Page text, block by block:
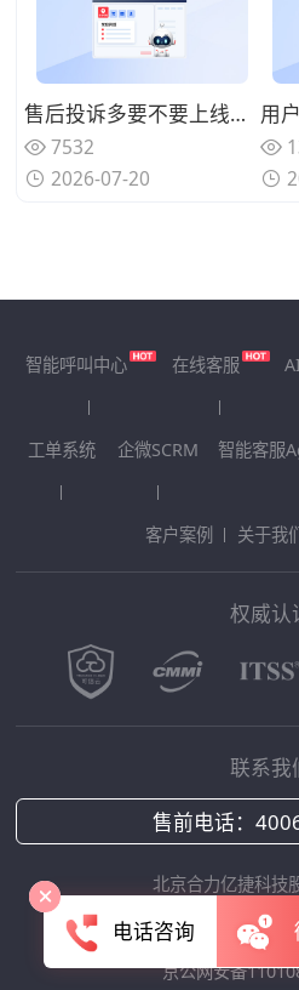
售后投诉多要不要上线呼叫中心系统？规范来电处理标准
7532
2026-07-20
智能呼叫中心 在线客服
工单系统
企微SCRM 智能客服
客户案例
关于我
权威认
联系我
售前电话：
北京合力亿捷科技
Copyright © 2025
京ICP备
京公网安备
电话咨询